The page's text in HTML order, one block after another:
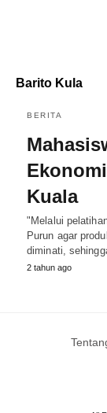
Barito Kula
BERITA
Kuala
"Melalui
Purun agar
diminati,
2 tahun ago